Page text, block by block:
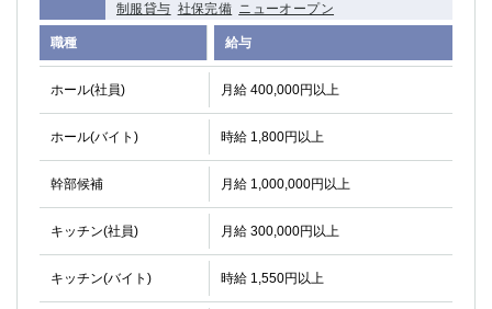
制服貸与 社保完備 ニューオープン
職種 給与
ホール(社員) 月給 400,000円以上
ホール(バイト) 時給 1,800円以上
幹部候補 月給 1,000,000円以上
キッチン(社員) 月給 300,000円以上
キッチン(バイト) 時給 1,550円以上